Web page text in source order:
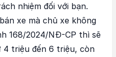
nhiệm đối với bạn.
xe mà chủ xe không
168/2024/NĐ-CP thì sẽ
4 triệu đến 6 triệu, còn